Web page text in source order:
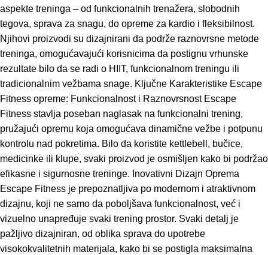
aspekte treninga – od funkcionalnih trenažera, slobodnih
tegova, sprava za snagu, do opreme za kardio i fleksibilnost.
Njihovi proizvodi su dizajnirani da podrže raznovrsne metode
treninga, omogućavajući korisnicima da postignu vrhunske
rezultate bilo da se radi o HIIT, funkcionalnom treningu ili
tradicionalnim vežbama snage. Ključne Karakteristike Escape
Fitness opreme: Funkcionalnost i Raznovrsnost Escape
Fitness stavlja poseban naglasak na funkcionalni trening,
pružajući opremu koja omogućava dinamične vežbe i potpunu
kontrolu nad pokretima. Bilo da koristite kettlebell, bučice,
medicinke ili klupe, svaki proizvod je osmišljen kako bi podržao
efikasne i sigurnosne treninge. Inovativni Dizajn Oprema
Escape Fitness je prepoznatljiva po modernom i atraktivnom
dizajnu, koji ne samo da poboljšava funkcionalnost, već i
vizuelno unapređuje svaki trening prostor. Svaki detalj je
pažljivo dizajniran, od oblika sprava do upotrebe
visokokvalitetnih materijala, kako bi se postigla maksimalna